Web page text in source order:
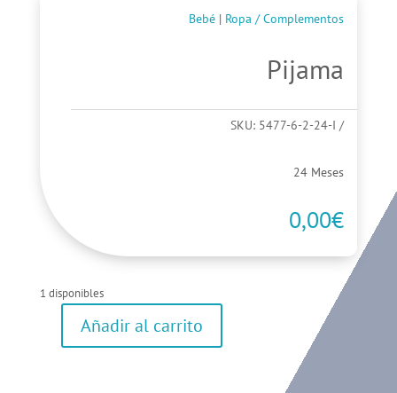
Bebé | Ropa / Complementos
Pijama
SKU: 5477-6-2-24-I
24 Meses
0,00€
1 disponibles
Añadir al carrito